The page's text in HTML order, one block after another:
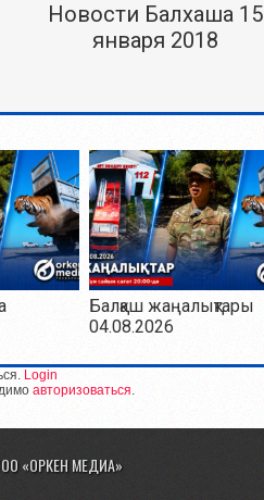
Новости Балхаша 15
января 2018
Балқаш жаңалықтары
04.08.2026
Login
авторизоваться.
«ОРКЕН МЕДИА»